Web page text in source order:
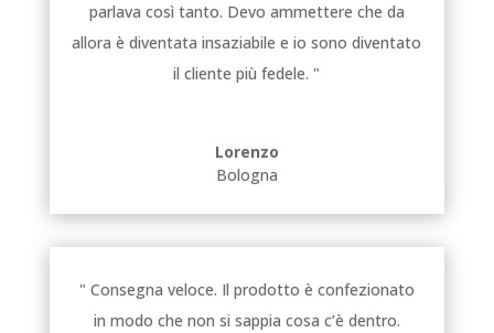
parlava così tanto. Devo ammettere che da
allora è diventata insaziabile e io sono diventato
il cliente più fedele. "
Lorenzo
Bologna
" Consegna veloce. Il prodotto è confezionato
in modo che non si sappia cosa c’è dentro.